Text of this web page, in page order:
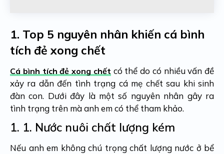
1. Top 5 nguyên nhân khiến cá bình
tích đẻ xong chết
Cá bình tích đẻ xong chết có thể do có nhiều vấn đề
xảy ra dẫn đến tình trạng cá mẹ chết sau khi sinh
đàn con. Dưới đây là một số nguyên nhân gây ra
tình trạng trên mà anh em có thể tham khảo.
1. 1. Nước nuôi chất lượng kém
Nếu anh em không chú trọng chất lượng nước ở bể